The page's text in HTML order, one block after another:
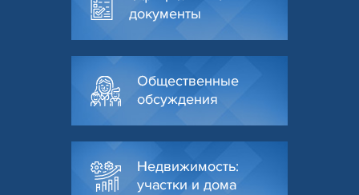
документы
Общественные
обсуждения
Недвижимость:
участки и дома